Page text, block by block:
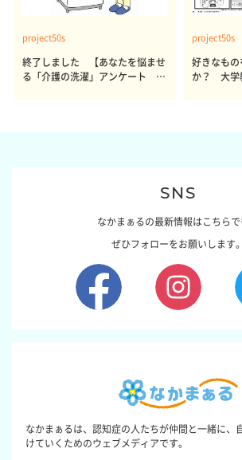
project50s
終了しました 【あなたを悩ませ
る「介護の洗濯」アンケート 体
project50s
好きなも
か？ 大学
SNS
なかまぁるの最新情報はこちらで
ぜひフォローをお願いします。
なかまぁるは、認知症の人たちが仲間と一緒に、
けていくためのウェブメディアです。